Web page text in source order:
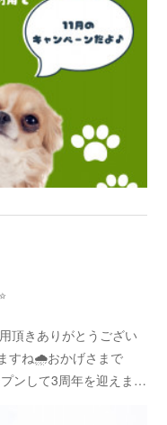
頂きありがとうござい
すね🌧おかげさまで
ンして3周年を迎えま…